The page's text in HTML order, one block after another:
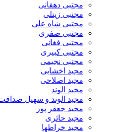
مجتبی دهقانی
مجتبی زینلی
مجتبی شاه علی
مجتبی صفری
مجتبی فغانی
مجتبی کبیری
مجتبی نجیمی
مجید اخشابی
مجید اصلاحی
مجید الوند‎
مجید الوند و سهیل
مجید جعفر پور
مجید حائری
مجید خراطها